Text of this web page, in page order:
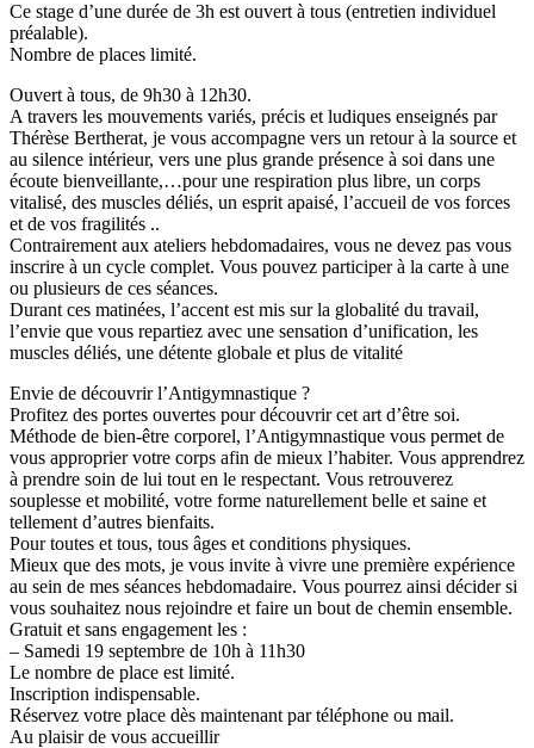
Ce stage d’une durée de 3h est ouvert à tous (entretien individuel
préalable).
Nombre de places limité.
Ouvert à tous, de 9h30 à 12h30.
A travers les mouvements variés, précis et ludiques enseignés par
Thérèse Bertherat, je vous accompagne vers un retour à la source et
au silence intérieur, vers une plus grande présence à soi dans une
écoute bienveillante,…pour une respiration plus libre, un corps
vitalisé, des muscles déliés, un esprit apaisé, l’accueil de vos forces
et de vos fragilités ..
Contrairement aux ateliers hebdomadaires, vous ne devez pas vous
inscrire à un cycle complet. Vous pouvez participer à la carte à une
ou plusieurs de ces séances.
Durant ces matinées, l’accent est mis sur la globalité du travail,
l’envie que vous repartiez avec une sensation d’unification, les
muscles déliés, une détente globale et plus de vitalité
Envie de découvrir l’Antigymnastique ?
Profitez des portes ouvertes pour découvrir cet art d’être soi.
Méthode de bien-être corporel, l’Antigymnastique vous permet de
vous approprier votre corps afin de mieux l’habiter. Vous apprendrez
à prendre soin de lui tout en le respectant. Vous retrouverez
souplesse et mobilité, votre forme naturellement belle et saine et
tellement d’autres bienfaits.
Pour toutes et tous, tous âges et conditions physiques.
Mieux que des mots, je vous invite à vivre une première expérience
au sein de mes séances hebdomadaire. Vous pourrez ainsi décider si
vous souhaitez nous rejoindre et faire un bout de chemin ensemble.
Gratuit et sans engagement les :
– Samedi 19 septembre de 10h à 11h30
Le nombre de place est limité.
Inscription indispensable.
Réservez votre place dès maintenant par téléphone ou mail.
Au plaisir de vous accueillir